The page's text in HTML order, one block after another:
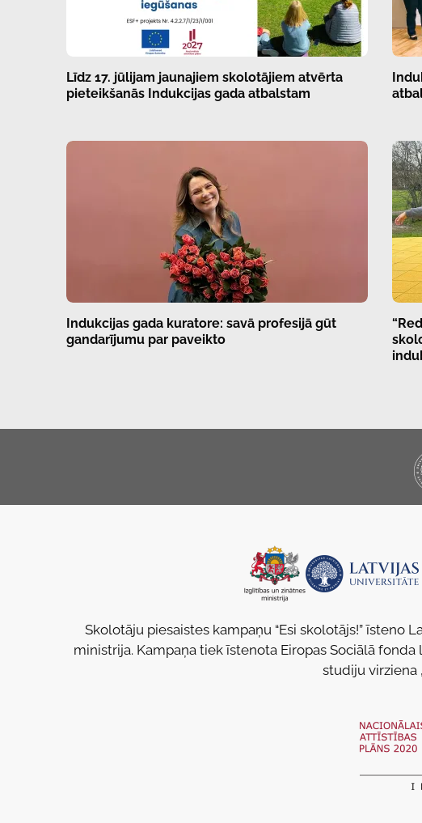
Līdz 17. jūlijam jaunajiem skolotājiem atvērta
pieteikšanās Indukcijas gada atbalstam
Indukcijas gada kuratore: savā profesijā gūt
gandarījumu par paveikto
Skolotāju piesaistes kampaņu “Esi skolotājs!” īsteno
ministrija. Kampaņa tiek īstenota Eiropas Sociālā
studiju virziena